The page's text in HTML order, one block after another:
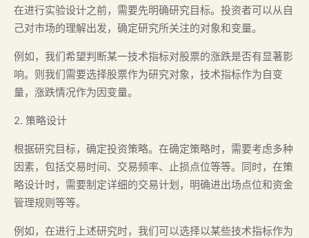
在进行实验设计之前，需要先明确研究目标。投资者可以从自
己对市场的理解出发，确定研究所关注的对象和变量。
例如，我们希望判断某一技术指标对股票的涨跌是否有显著影
响。则我们需要选择股票作为研究对象，技术指标作为自变
量，涨跌情况作为因变量。
2. 策略设计
根据研究目标，确定投资策略。在确定策略时，需要考虑多种
因素，包括交易时间、交易频率、止损点位等等。同时，在策
略设计时，需要制定详细的交易计划，明确进出场点位和资金
管理规则等等。
例如，在进行上述研究时，我们可以选择以某些技术指标作为